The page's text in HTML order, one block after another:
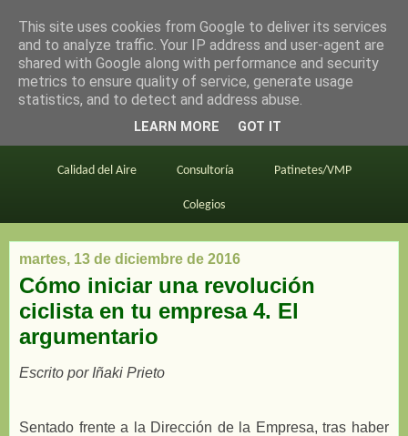
en bici por madrid
Este blog BiciMAD Primeros consejos
Calidad del Aire Consultoría Patinetes/VMP
Colegios
martes, 13 de diciembre de 2016
Cómo iniciar una revolución
ciclista en tu empresa 4. El
argumentario
Escrito por Iñaki Prieto
Sentado frente a la Dirección de la Empresa, tras haber
This site uses cookies from Google to deliver its services
and to analyze traffic. Your IP address and user-agent are
shared with Google along with performance and security
metrics to ensure quality of service, generate usage
statistics, and to detect and address abuse.
LEARN MORE GOT IT